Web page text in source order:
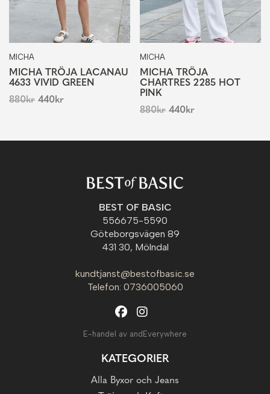
MICHA
MICHA TRÖJA LACANAU
4633 VIVID GREEN
880kr 440kr
MICHA
MICHA TRÖJA
CHARTRES 2285 HOT
PINK
880kr 440kr
BEST OF BASIC
556675-5590
Göteborgsvägen 89
431 30, Mölndal
kundtjanst@bestofbasic.se
Telefon: 0736005060
E-handel av andEverywhere
KATEGORIER
Alla Byxor och Jeans